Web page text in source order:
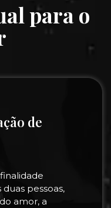
para o
de
pessoas,
amor, a